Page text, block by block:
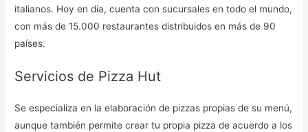
italianos. Hoy en día, cuenta con sucursales en todo el mundo,
con más de 15.000 restaurantes distribuidos en más de 90
países.
Servicios de Pizza Hut
Se especializa en la elaboración de pizzas propias de su menú,
aunque también permite crear tu propia pizza de acuerdo a los